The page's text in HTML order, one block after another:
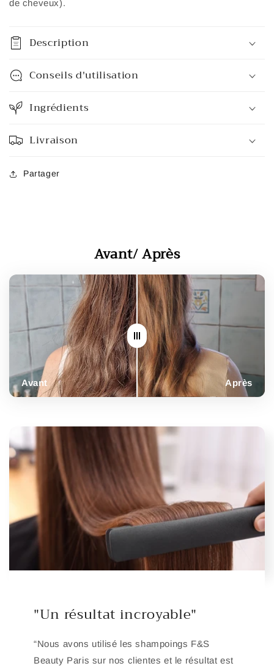
de cheveux).
Description
Conseils d'utilisation
Ingrédients
Livraison
Partager
Avant/ Après
Avant Après
"Un résultat incroyable"
“Nous avons utilisé les shampoings F&S
Beauty Paris sur nos clientes et le résultat est